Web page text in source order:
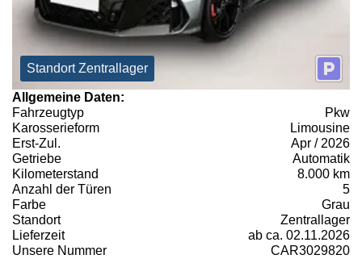
Standort Zentrallager
Allgemeine Daten:
Fahrzeugtyp
Pkw
Karosserieform
Limousine
Erst-Zul.
Apr / 2026
Getriebe
Automatik
Kilometerstand
8.000 km
Anzahl der Türen
5
Farbe
Grau
Standort
Zentrallager
Lieferzeit
ab ca. 02.11.2026
Unsere Nummer
CAR3029820